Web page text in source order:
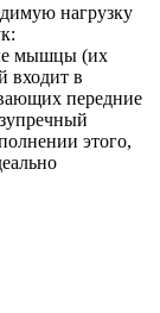
нагрузку
мышцы (их
входит в
передние
этого,